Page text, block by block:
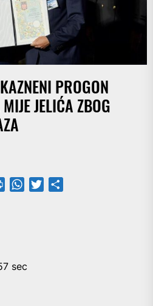
PROGON
JELIĆA ZBOG
PrintFriendly
WhatsApp
Twitter
sec